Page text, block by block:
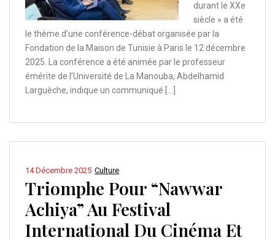
durant le XXe
siècle » a été
le thème d’une conférence-débat organisée par la
Fondation de la Maison de Tunisie à Paris le 12 décembre
2025. La conférence a été animée par le professeur
émérite de l’Université de La Manouba, Abdelhamid
Larguèche, indique un communiqué […]
Culture
14 Décembre 2025
Triomphe Pour “Nawwar
Achiya” Au Festival
International Du Cinéma Et